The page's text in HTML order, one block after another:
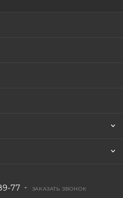
77 ЗАКАЗАТЬ ЗВОНОК